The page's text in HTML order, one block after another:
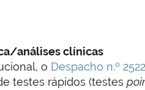
análises clínicas
o Despacho n.º
testes rápidos (testes